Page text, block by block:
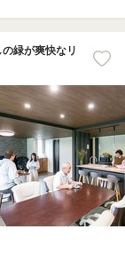
緑が爽快なリ